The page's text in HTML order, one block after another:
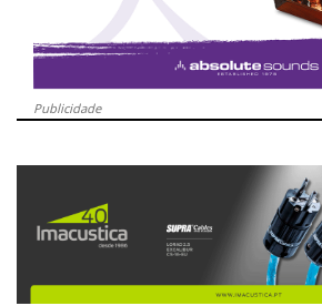
Publicidade